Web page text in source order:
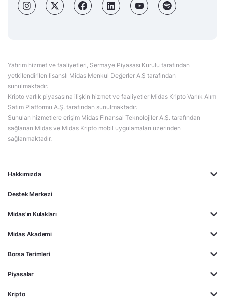
Hakkımızda
Destek Merkezi
Midas'ın Kulakları
Midas Akademi
Borsa Terimleri
Piyasalar
Kripto
Yatırım hizmet ve faaliyetleri, Sermaye Piyasası Kurulu tarafından
yetkilendirilen lisanslı Midas Menkul Değerler A.Ş tarafından
sunulmaktadır.
Kripto varlık piyasasına ilişkin hizmet ve faaliyetler Midas Kripto Varlık Alım
Satım Platformu A.Ş. tarafından sunulmaktadır.
Sunulan hizmetlere erişim Midas Finansal Teknolojiler A.Ş. tarafından
sağlanan Midas ve Midas Kripto mobil uygulamaları üzerinden
sağlanmaktadır.